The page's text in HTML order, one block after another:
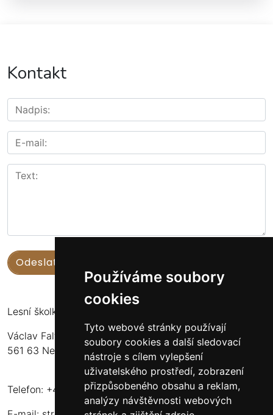
Používáme soubory
cookies
Tyto webové stránky používají
soubory cookies a další sledovací
nástroje s cílem vylepšení
uživatelského prostředí, zobrazení
přizpůsobeného obsahu a reklam,
analýzy návštěvnosti webových
Kontakt
Lesní školka Nekoř
Václav Faltus
561 63 Nekoř 251
Telefon: +420 732 173 483